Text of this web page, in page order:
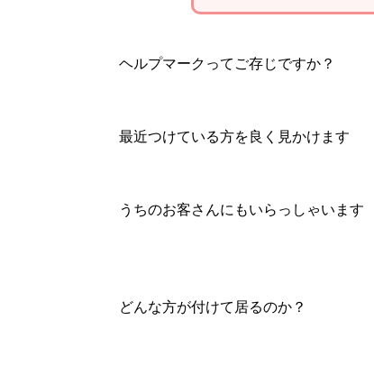
ヘルプマークってご存じですか？
最近つけている方を良く見かけます
うちのお客さんにもいらっしゃいます
どんな方が付けて居るのか？